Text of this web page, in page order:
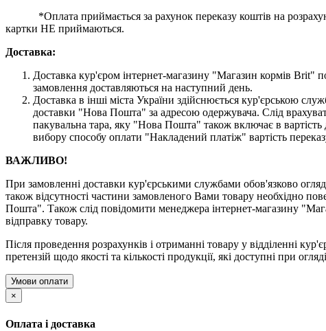
*Оплата приймається за рахунок переказу коштів на
картки НЕ приймаються.
Доставка:
Доставка кур'єром інтернет-магазину "Магазин кормів Brit"
замовлення доставляються на наступний день.
Доставка в інші міста України здійснюється
доставки "Нова Пошта" за адресою одержувача. Слід
пакувальна тара, яку "Нова Пошта" також включає в
вибору способу оплати "Накладений платіж" вартість
ВАЖЛИВО!
При замовленні доставки кур'єрськими службами обов'язково
також відсутності частини замовленого Вами товару необхідно
Пошта". Також слід повідомити менеджера інтернет-магазину
відправку товару.
Після проведення розрахунків і отриманні товару у відділенні
претензій щодо якості та кількості продукції, які доступні при
Умови оплати
×
Оплата і доставка